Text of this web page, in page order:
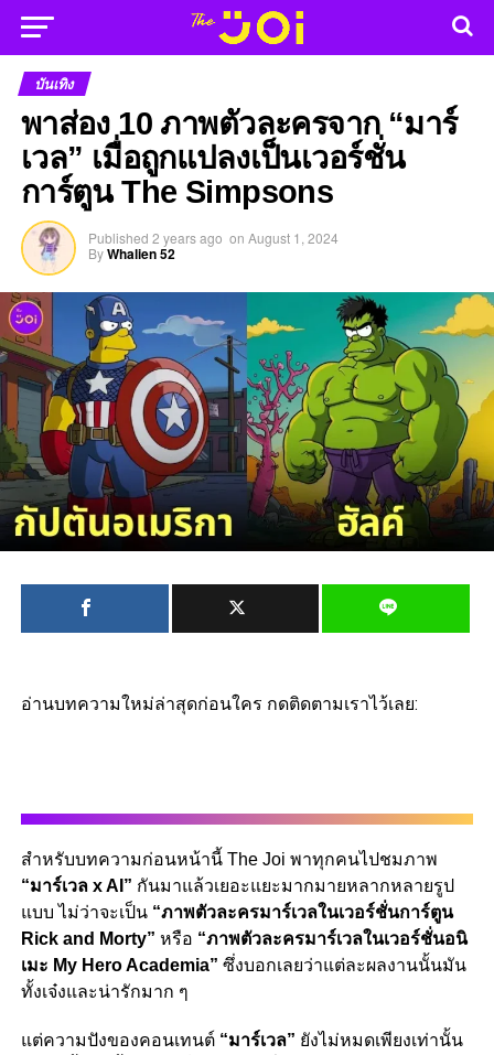
บันเทิง
พาส่อง 10 ภาพตัวละครจาก “มาร์
เวล” เมื่อถูกแปลงเป็นเวอร์ชั่น
การ์ตูน The Simpsons
Published 2 years ago on August 1, 2024
ByWhalien 52
อ่านบทความใหม่ล่าสุดก่อนใคร กดติดตามเราไว้เลย:
สำหรับบทความก่อนหน้านี้ The Joi พาทุกคนไปชมภาพ
“มาร์เวล x AI” กันมาแล้วเยอะแยะมากมายหลากหลายรูป
แบบ ไม่ว่าจะเป็น “ภาพตัวละครมาร์เวลในเวอร์ชั่นการ์ตูน
Rick and Morty” หรือ “ภาพตัวละครมาร์เวลในเวอร์ชั่นอนิ
เมะ My Hero Academia” ซึ่งบอกเลยว่าแต่ละผลงานนั้นมัน
ทั้งเจ๋งและน่ารักมาก ๆ
แต่ความปังของคอนเทนต์ “มาร์เวล” ยังไม่หมดเพียงเท่านั้น